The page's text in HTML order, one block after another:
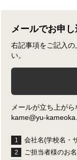
メールでお申
右記事項をご記入
い。
メールが立ち上がら
kame@yu-
1 会社名(学校名・
2 ご担当者様のお